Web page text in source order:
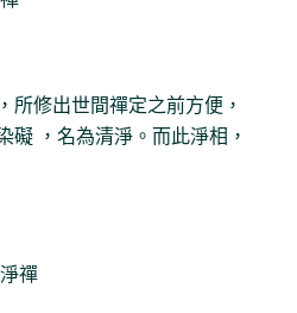
所修出世間禪定之前方便，
礙 ，名為清淨。而此淨相，
禪